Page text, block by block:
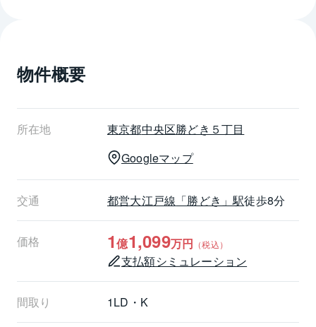
・豊海小学校　　　約660ｍ
・晴海西中学校　　約1.2ｋｍ　等
┏□ 　共用部分設備
┗┻━━━━━━━━━━━━━━━━━
・ＴＶモニター付オートロックシステム
・宅配ボックス
・敷地内駐車場　全217台分
・24時間有人体制
コンシェルジュ：24時間（年末年始を除く）
警備員：24時間
・1階部分にラウンジ、ライブラリー
・18階部分にスカイラウンジ（浜離宮恩賜公園、レイ
ンボーブリッジ、東京湾、隅田側を望む眺望）
物件概要
所在地 東京都中央区勝どき５丁目
Googleマップ
交通 都営大江戸線 「勝どき」駅徒歩8分
価格 1億1,099万円 （税込）
支払額シミュレーション
間取り 1LD・K